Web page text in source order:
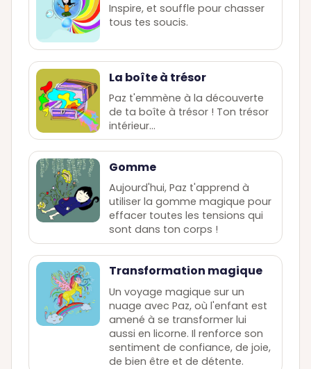
Inspire, et souffle pour chasser
tous tes soucis.
La boîte à trésor
Paz t'emmène à la découverte
de ta boîte à trésor ! Ton trésor
intérieur...
Gomme
Aujourd'hui, Paz t'apprend à
utiliser la gomme magique pour
effacer toutes les tensions qui
sont dans ton corps !
Transformation magique
Un voyage magique sur un
nuage avec Paz, où l'enfant est
amené à se transformer lui
aussi en licorne. Il renforce son
sentiment de confiance, de joie,
de bien être et de détente.